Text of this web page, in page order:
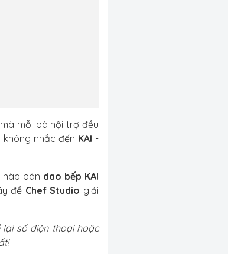
mỗi bà nội trợ đều
nhắc đến KAI -
nào bán dao bếp KAI
để Chef Studio giải
số điện thoại hoặc